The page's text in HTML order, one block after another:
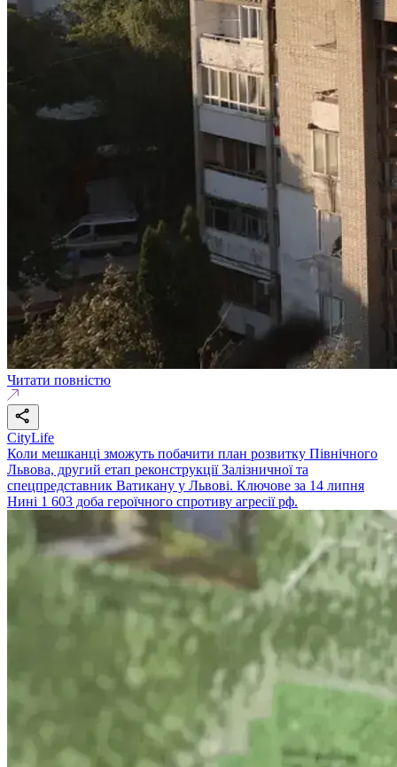
Читати повністю
CityLife
Коли мешканці зможуть побачити план розвитку Північного
Львова, другий етап реконструкції Залізничної та
спецпредставник Ватикану у Львові. Ключове за 14 липня
Нині 1 603 доба героїчного спротиву агресії рф.